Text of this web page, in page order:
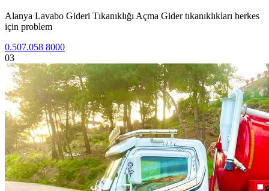
Alanya Lavabo Gideri Tıkanıklığı Açma Gider tıkanıklıkları herkes
için problem
0.507.058 8000
03